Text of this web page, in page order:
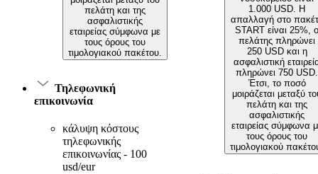
πελάτη και της
ασφαλιστικής
εταιρείας σύμφωνα με
τους όρους του
τιμολογιακού πακέτου.
Τηλεφωνική
επικοινωνία
κάλυψη κόστους
τηλεφωνικής
επικοινωνίας - 100
usd/eur
1.000 USD. Η
απαλλαγή στο
START είναι 25%, ο
πελάτης πληρώνει
250 USD και η
ασφαλιστική
πληρώνει 750 USD.
Έτσι, το ποσό
μοιράζεται μεταξύ
πελάτη και της
ασφαλιστικής
εταιρείας σύμφωνα
τους όρους του
τιμολογιακού